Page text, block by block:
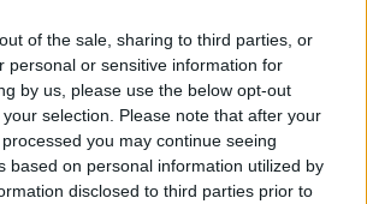
of the sale, sharing to third parties, or
personal or sensitive information for
by us, please use the below opt-out
selection. Please note that after your
you may continue seeing
based on personal information utilized by
disclosed to third parties prior to